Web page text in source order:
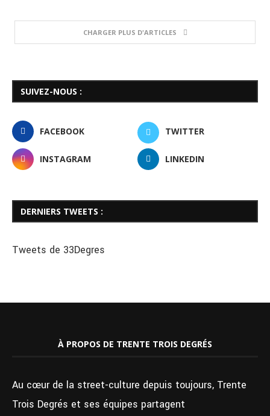
CHARGER PLUS D'ARTICLES
SUIVEZ-NOUS :
FACEBOOK TWITTER
INSTAGRAM LINKEDIN
DERNIERS TWEETS :
Tweets de 33Degres
À PROPOS DE TRENTE TROIS DEGRÉS
Au cœur de la street-culture depuis toujours, Trente
Trois Degrés et ses équipes partagent